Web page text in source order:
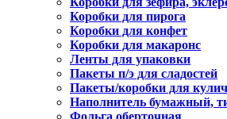
Коробки для пирога
Коробки для конфет
Коробки для макаронс
Ленты для упаковки
Пакеты п/э для сладостей
Пакеты/коробки для
Наполнитель бумажный,
Фольга оберточная